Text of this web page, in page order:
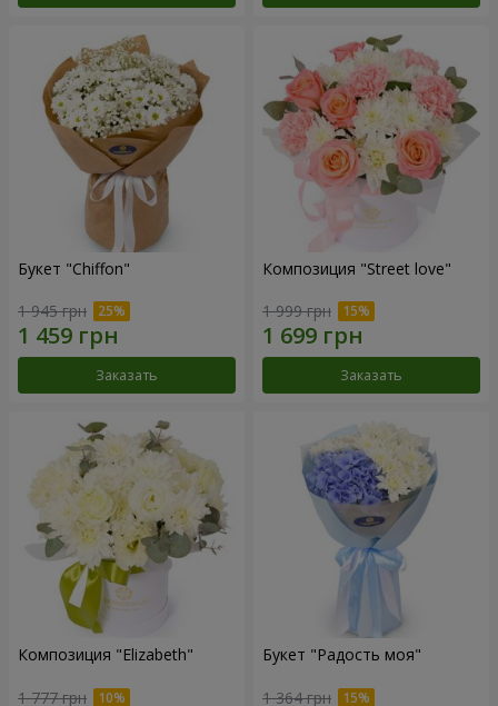
Букет "Chiffon"
1 945 грн
Заказать
Композиция "Street love"
1 999 грн
Заказать
Композиция "Elizabeth"
1 777 грн
Букет "Радость моя"
1 364 грн